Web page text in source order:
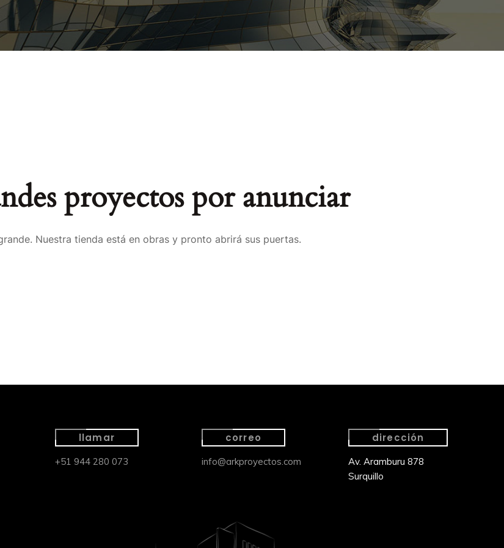
proyectos por anunciar
Nuestra tienda está en obras y pronto abrirá sus puertas.
llamar
+51 944 280 073
correo
info@arkproyectos.com
dirección
Av. Aramburu 878
Surquillo